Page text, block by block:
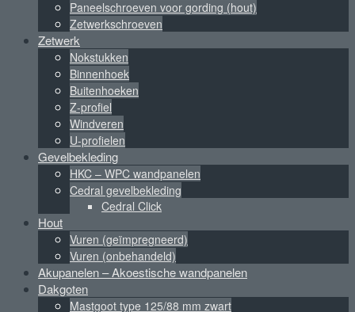
Paneelschroeven voor gording (hout)
Zetwerkschroeven
Zetwerk
Nokstukken
Binnenhoek
Buitenhoeken
Z-profiel
Windveren
U-profielen
Gevelbekleding
HKC – WPC wandpanelen
Cedral gevelbekleding
Cedral Click
Hout
Vuren (geïmpregneerd)
Vuren (onbehandeld)
Akupanelen – Akoestische wandpanelen
Dakgoten
Mastgoot type 125/88 mm zwart